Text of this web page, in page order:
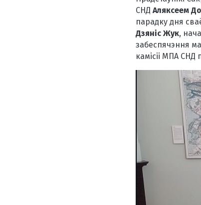
СНД Аляксеем
парадку дня
Дзяніс Жук,
забеспячэння
камісіі МПА СНД